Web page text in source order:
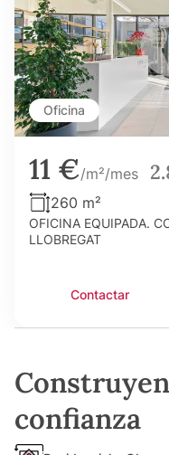
Oficina
11 €/m²/mes
260 m²
OFICINA EQUIPADA.
LLOBREGAT
Contactar
confianza